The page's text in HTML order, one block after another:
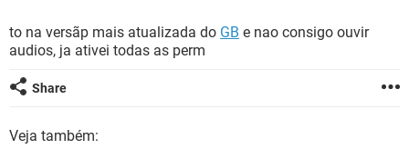
GUIA DE COMPRAS
INSTAGRAM
GUIA DE COMPRAS
to na versãp mais atualizada do GB e nao consigo ouvir
audios, ja ativei todas as perm
Share
Veja também: